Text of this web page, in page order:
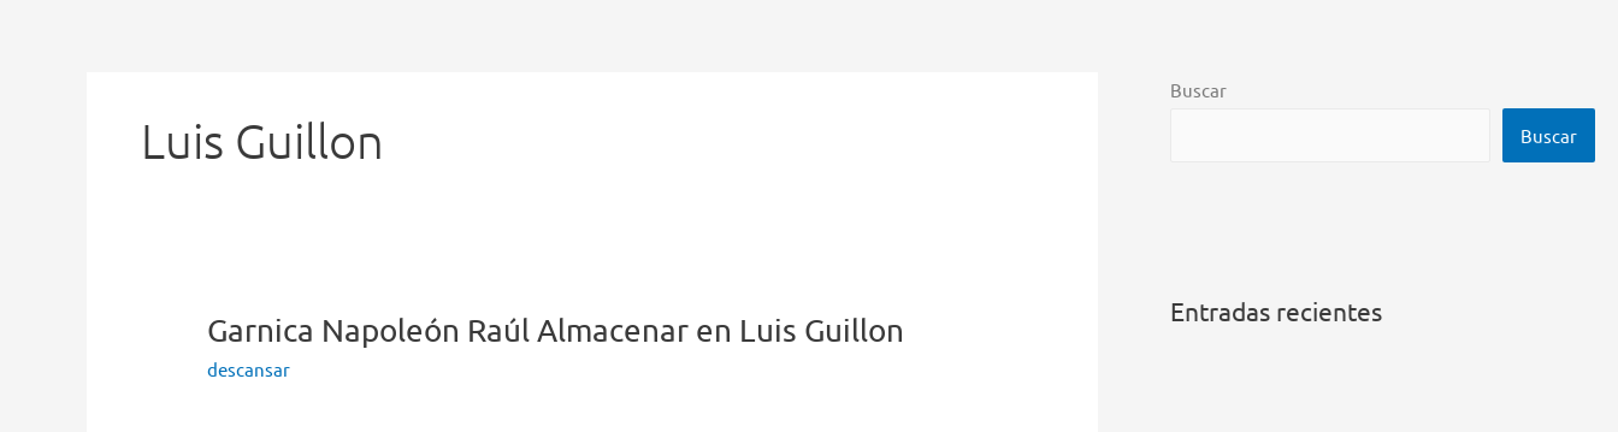
Luis Guillon
Garnica Napoleón RaúlAlmacenar en Luis Guillon
descansar
Buscar
Buscar
Entradas recientes